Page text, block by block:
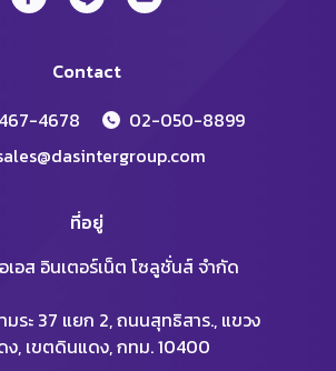
Contact
4678
02-050-8899
ที่อยู่
เอส อินเตอร์เน็ต โซลูชั่นส์ จำกัด
มระ 37 แยก 2, ถนนสุทธิสาร., แขวง
, เขตดินแดง, กทม. 10400